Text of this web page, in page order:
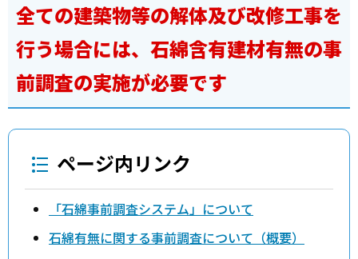
全ての建築物等の解体及び改修工事を
行う場合には、石綿含有建材有無の事
前調査の実施が必要です
ページ内リンク
「石綿事前調査システム」について
石綿有無に関する事前調査について（概要）